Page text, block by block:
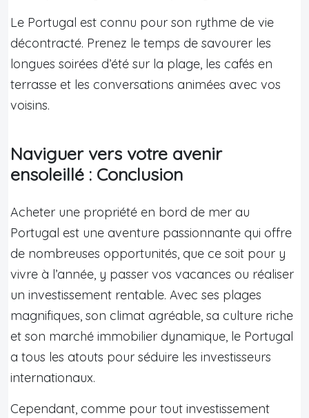
Le Portugal est connu pour son rythme de vie
décontracté. Prenez le temps de savourer les
longues soirées d’été sur la plage, les cafés en
terrasse et les conversations animées avec vos
voisins.
Naviguer vers votre avenir
ensoleillé : Conclusion
Acheter une propriété en bord de mer au
Portugal est une aventure passionnante qui offre
de nombreuses opportunités, que ce soit pour y
vivre à l’année, y passer vos vacances ou réaliser
un investissement rentable. Avec ses plages
magnifiques, son climat agréable, sa culture riche
et son marché immobilier dynamique, le Portugal
a tous les atouts pour séduire les investisseurs
internationaux.
Cependant, comme pour tout investissement